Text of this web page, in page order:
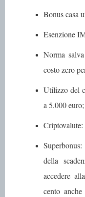
Bonus casa
Esenzione
Norma
costo zero
Utilizzo del
a 5.000 euro;
Criptovalute:
Superbonus:
della
accedere
cento